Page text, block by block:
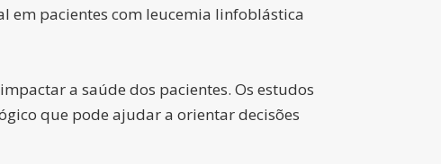
em pacientes com leucemia linfoblástica
a saúde dos pacientes. Os estudos
que pode ajudar a orientar decisões